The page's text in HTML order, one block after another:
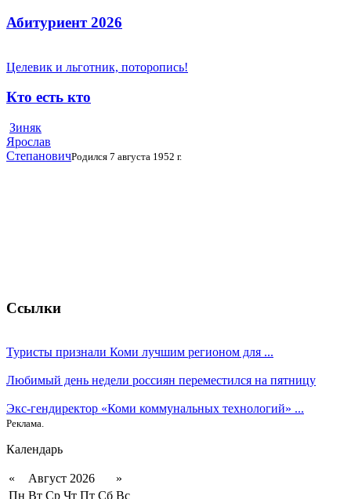
Абитуриент 2026
Целевик и льготник, поторопись!
Кто есть кто
Зиняк
Ярослав
СтепановичРодился 7 августа 1952 г.
Ссылки
Туристы признали Коми лучшим регионом для ...
Любимый день недели россиян переместился на пятницу
Экс-гендиректор «Коми коммунальных технологий» ...
Реклама.
Календарь
« Август 2026
»
Пн Вт Ср Чт Пт Сб Вс